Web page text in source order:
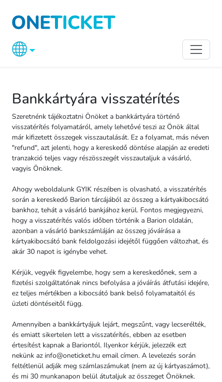
Bankkártyára visszatérítés
Szeretnénk tájékoztatni Önöket a bankkártyára történő
visszatérítés folyamatáról, amely lehetővé teszi az Önök által
már kifizetett összegek visszautalását. Ez a folyamat, más néven
"refund", azt jelenti, hogy a kereskedő döntése alapján az eredeti
tranzakció teljes vagy részösszegét visszautaljuk a vásárló,
vagyis Önöknek.
Ahogy weboldalunk GYIK részében is olvasható, a visszatérítés
során a kereskedő Barion tárcájából az összeg a kártyakibocsátó
bankhoz, tehát a vásárló bankjához kerül. Fontos megjegyezni,
hogy a visszatérítés valós időben történik a Barion oldalán,
azonban a vásárló bankszámláján az összeg jóváírása a
kártyakibocsátó bank feldolgozási idejétől függően változhat, és
akár 30 napot is igénybe vehet.
Kérjük, vegyék figyelembe, hogy sem a kereskedőnek, sem a
fizetési szolgáltatónak nincs befolyása a jóváírás átfutási idejére,
ez teljes mértékben a kibocsátó bank belső folyamataitól és
üzleti döntéseitől függ.
Amennyiben a bankkártyájuk lejárt, megszűnt, vagy lecserélték,
és emiatt sikertelen lett a visszatérítés, ebben az esetben
értesítést kapnak a Bariontól. Ilyenkor kérjük, jelezzék ezt
nekünk az info@oneticket.hu email címen. A levelezés során
feltétlenül adják meg számlaszámukat (nem az új kártyaszámot),
és mi 30 munkanapon belül átutaljuk az összeget Önöknek.